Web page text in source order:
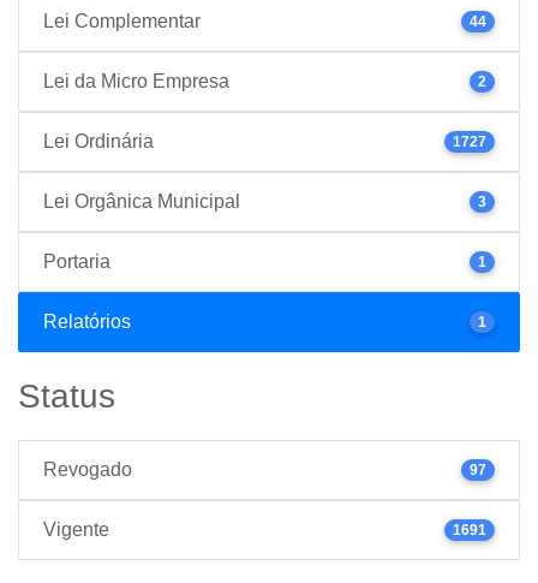
Lei Complementar 44
Lei da Micro Empresa 2
Lei Ordinária 1727
Lei Orgânica Municipal 3
Portaria 1
Relatórios 1
Status
Revogado 97
Vigente 1691